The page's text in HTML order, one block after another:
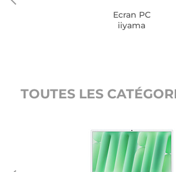
Ecran PC
iiyama
TOUTES LES